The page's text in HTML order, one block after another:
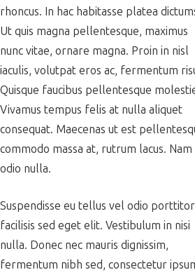
rhoncus. In hac habitasse platea
Ut quis magna pellentesque, maximus
nunc vitae, ornare magna. Proin in nisl
iaculis, volutpat eros ac, fermentum
Quisque faucibus pellentesque
Vivamus tempus felis at nulla aliquet
consequat. Maecenas ut est
commodo massa at, rutrum lacus. Nam
odio nulla.
Suspendisse eu tellus vel odio porttitor
facilisis sed eget elit. Vestibulum in nisi
nulla. Donec nec mauris dignissim,
fermentum nibh sed, consectetur